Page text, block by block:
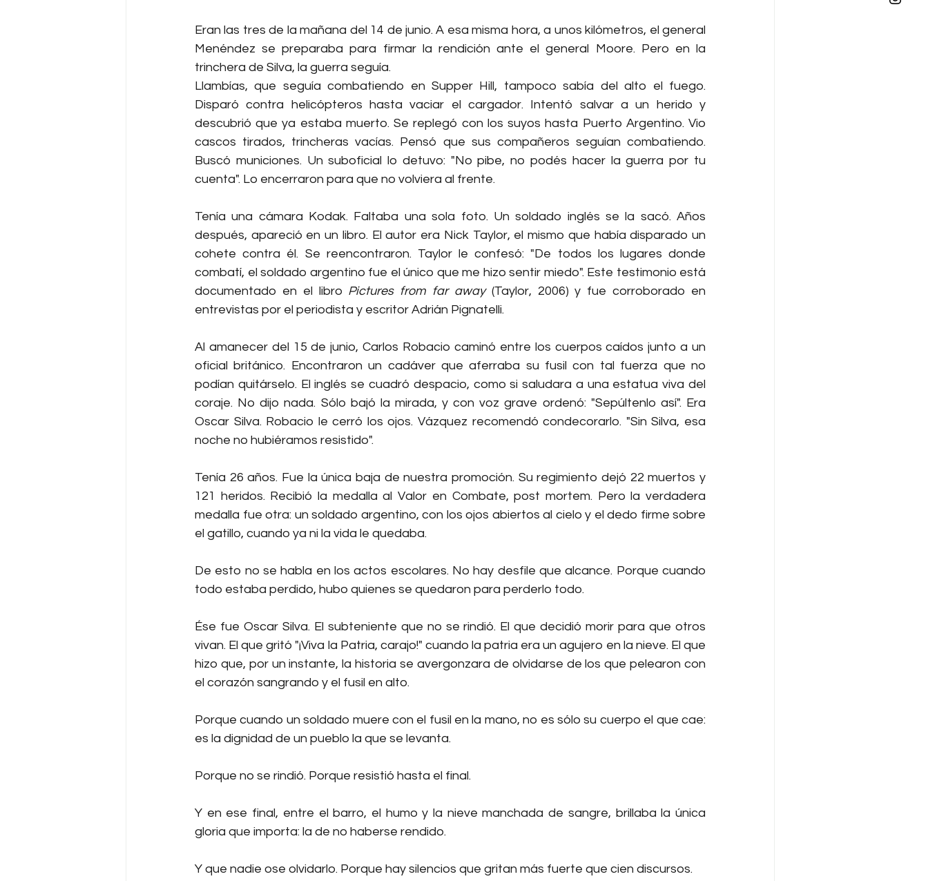
Eran las tres de la mañana del 14 de junio. A esa misma hora, a unos kilómetros, el general
Menéndez se preparaba para firmar la rendición ante el general Moore. Pero en la
trinchera de Silva, la guerra seguía.
Llambías, que seguía combatiendo en Supper Hill, tampoco sabía del alto el fuego.
Disparó contra helicópteros hasta vaciar el cargador. Intentó salvar a un herido y
descubrió que ya estaba muerto. Se replegó con los suyos hasta Puerto Argentino. Vio
cascos tirados, trincheras vacías. Pensó que sus compañeros seguían combatiendo.
Buscó municiones. Un suboficial lo detuvo: "No pibe, no podés hacer la guerra por tu
cuenta". Lo encerraron para que no volviera al frente.
Tenía una cámara Kodak. Faltaba una sola foto. Un soldado inglés se la sacó. Años
después, apareció en un libro. El autor era Nick Taylor, el mismo que había disparado un
cohete contra él. Se reencontraron. Taylor le confesó: "De todos los lugares donde
combatí, el soldado argentino fue el único que me hizo sentir miedo". Este testimonio está
documentado en el libro Pictures from far away (Taylor, 2006) y fue corroborado en
entrevistas por el periodista y escritor Adrián Pignatelli.
Al amanecer del 15 de junio, Carlos Robacio caminó entre los cuerpos caídos junto a un
oficial británico. Encontraron un cadáver que aferraba su fusil con tal fuerza que no
podían quitárselo. El inglés se cuadró despacio, como si saludara a una estatua viva del
coraje. No dijo nada. Sólo bajó la mirada, y con voz grave ordenó: "Sepúltenlo así". Era
Oscar Silva. Robacio le cerró los ojos. Vázquez recomendó condecorarlo. "Sin Silva, esa
noche no hubiéramos resistido".
Tenía 26 años. Fue la única baja de nuestra promoción. Su regimiento dejó 22 muertos y
121 heridos. Recibió la medalla al Valor en Combate, post mortem. Pero la verdadera
medalla fue otra: un soldado argentino, con los ojos abiertos al cielo y el dedo firme sobre
el gatillo, cuando ya ni la vida le quedaba.
De esto no se habla en los actos escolares. No hay desfile que alcance. Porque cuando
todo estaba perdido, hubo quienes se quedaron para perderlo todo.
Ése fue Oscar Silva. El subteniente que no se rindió. El que decidió morir para que otros
vivan. El que gritó "¡Viva la Patria, carajo!" cuando la patria era un agujero en la nieve. El que
hizo que, por un instante, la historia se avergonzara de olvidarse de los que pelearon con
el corazón sangrando y el fusil en alto.
Porque cuando un soldado muere con el fusil en la mano, no es sólo su cuerpo el que cae:
es la dignidad de un pueblo la que se levanta.
Porque no se rindió. Porque resistió hasta el final.
Y en ese final, entre el barro, el humo y la nieve manchada de sangre, brillaba la única
gloria que importa: la de no haberse rendido.
Y que nadie ose olvidarlo. Porque hay silencios que gritan más fuerte que cien discursos.